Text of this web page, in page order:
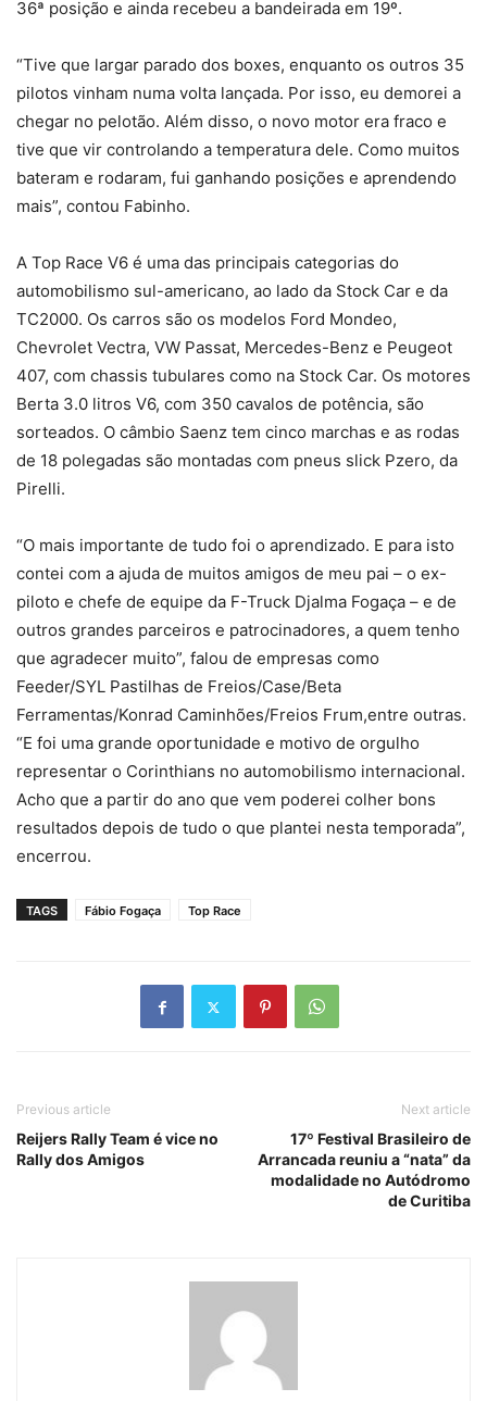
36ª posição e ainda recebeu a bandeirada em 19º.
“Tive que largar parado dos boxes, enquanto os outros 35
pilotos vinham numa volta lançada. Por isso, eu demorei a
chegar no pelotão. Além disso, o novo motor era fraco e
tive que vir controlando a temperatura dele. Como muitos
bateram e rodaram, fui ganhando posições e aprendendo
mais”, contou Fabinho.
A Top Race V6 é uma das principais categorias do
automobilismo sul-americano, ao lado da Stock Car e da
TC2000. Os carros são os modelos Ford Mondeo,
Chevrolet Vectra, VW Passat, Mercedes-Benz e Peugeot
407, com chassis tubulares como na Stock Car. Os motores
Berta 3.0 litros V6, com 350 cavalos de potência, são
sorteados. O câmbio Saenz tem cinco marchas e as rodas
de 18 polegadas são montadas com pneus slick Pzero, da
Pirelli.
“O mais importante de tudo foi o aprendizado. E para isto
contei com a ajuda de muitos amigos de meu pai – o ex-
piloto e chefe de equipe da F-Truck Djalma Fogaça – e de
outros grandes parceiros e patrocinadores, a quem tenho
que agradecer muito”, falou de empresas como
Feeder/SYL Pastilhas de Freios/Case/Beta
Ferramentas/Konrad Caminhões/Freios Frum,entre outras.
“E foi uma grande oportunidade e motivo de orgulho
representar o Corinthians no automobilismo internacional.
Acho que a partir do ano que vem poderei colher bons
resultados depois de tudo o que plantei nesta temporada”,
encerrou.
TAGS Fábio Fogaça Top Race
Previous article
Reijers Rally Team é vice no
Rally dos Amigos
Next article
17º Festival Brasileiro de
Arrancada reuniu a “nata” da
modalidade no Autódromo
de Curitiba